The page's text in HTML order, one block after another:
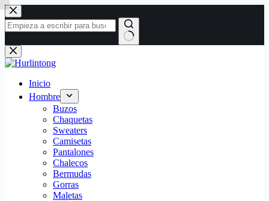
Saltar
al
contenido
Sin
resultados
Inicio
Hombre
Buzos
Chaquetas
Sweaters
Camisetas
Pantalones
Chalecos
Bermudas
Gorras
Maletas